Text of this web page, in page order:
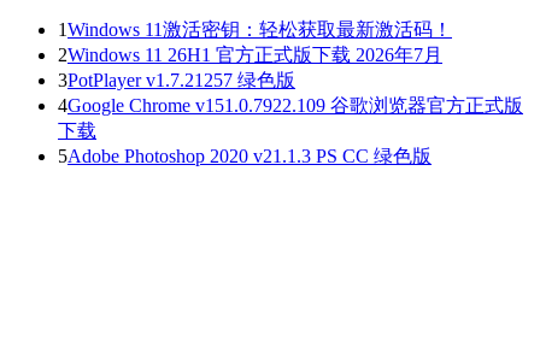
1Windows 11激活密钥：轻松获取最新激活码！
2Windows 11 26H1 官方正式版下载 2026年7月
3PotPlayer v1.7.21257 绿色版
4Google Chrome v151.0.7922.109 谷歌浏览器官方正式版
下载
5Adobe Photoshop 2020 v21.1.3 PS CC 绿色版